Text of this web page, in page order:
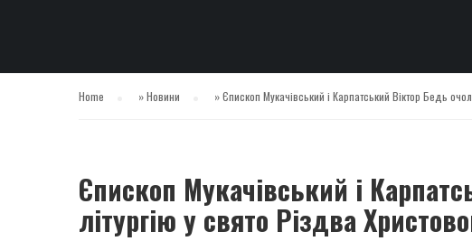
Home »Новини »Єпископ Мукачівський і Карпатський Віктор Бедь
Єпископ Мукачівський і
літургію у свято Різдва